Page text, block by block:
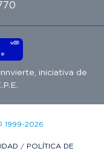
Innvierte , iniciativa de
1999-2026
/ POLÍTICA DE